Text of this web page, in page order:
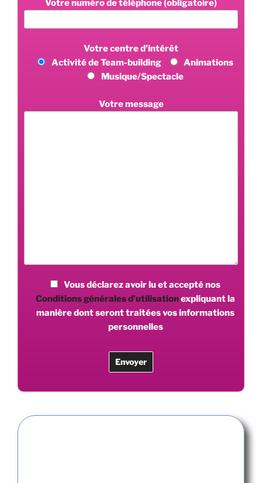
Votre numéro de téléphone (obligatoire)
Votre centre d’intérêt
Activité de Team-building
Animations
Musique/Spectacle
Votre message
Vous déclarez avoir lu et accepté nos
Conditions générales d’utilisationexpliquant la
manière dont seront traitées vos informations
personnelles